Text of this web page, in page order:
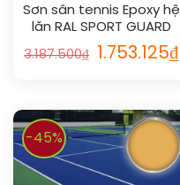
Sơn sân tennis Epoxy hệ
lăn RAL SPORT GUARD
1004
3.187.500₫ 1.753.125₫
-45%